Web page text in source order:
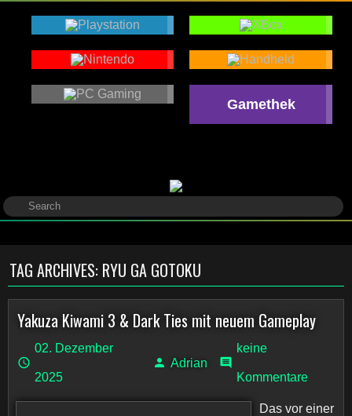
Gamethek
TAG ARCHIVES: RYU GA GOTOKU
Yakuza Kiwami 3 & Dark Ties mit neuem Gameplay
02. Dezember
2025
Adrian
keine
Kommentare
Das vor einer